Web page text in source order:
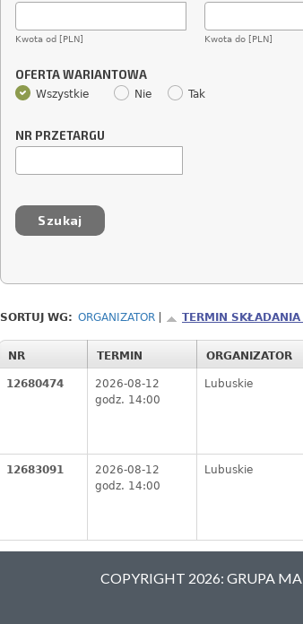
Kwota od [PLN] Kwota do [PLN]
OFERTA WARIANTOWA
Wszystkie Nie Tak
NR PRZETARGU
SORTUJ WG: ORGANIZATOR TERMIN SKŁADANIA
NR TERMIN ORGANIZATOR
12680474
2026-08-12
godz. 14:00
Lubuskie
12683091
2026-08-12
godz. 14:00
Lubuskie
COPYRIGHT 2026: GRUPA